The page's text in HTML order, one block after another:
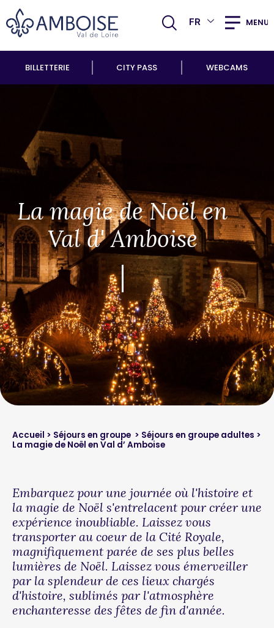
FR MENU
BILLETTERIE CITY PASS WEBCAMS
La magie de Noël en
Val d' Amboise
Accueil > Séjours en groupe > Séjours en groupe adultes >
La magie de Noël en Val d’ Amboise
Embarquez pour une journée où l'histoire et
la magie de Noël s'entrelacent pour créer une
expérience inoubliable. Laissez vous
transporter au coeur de la Cité Royale,
magnifiquement parée de ses plus belles
lumières de Noël. Laissez vous émerveiller
par la splendeur de ces lieux chargés
d'histoire, sublimés par l'atmosphère
enchanteresse des fêtes de fin d'année.